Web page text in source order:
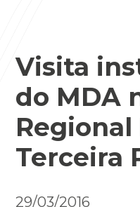
Visita
do MDA
Terceira
29/03/2016